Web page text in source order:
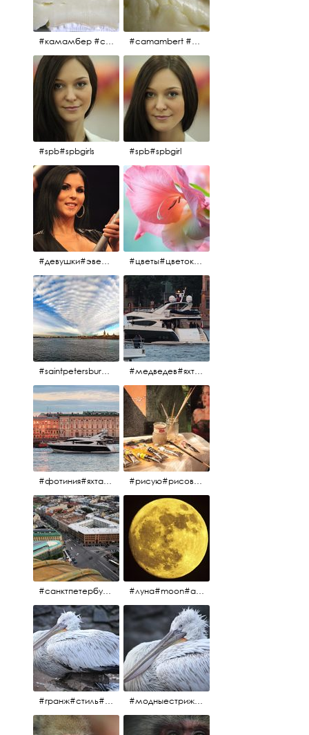
#камамбер #сыр #camambert #camambert #сыр#камамбер
#spb#spbgirls #spb#spbgirl
#девушки#эверласт#everlast#finland#southfinland#helsinki #цветы#цветок#нежность
#saintpetersburg #санктпетербург#нева#троицкиймост#питерскоеутро#петропавловскаякрепость #медведев#яхты#алыепаруса2023#белыеночи2013#санктпетербург #яхтафотиния#yacht#yachtphotinia
#фотиния#яхтафотиния#дмитриймедведев#медведев#яхта#алыепаруса2013#2013#алыепаруса #нева#санктпетербург #yachtphotinia#yacht #рисую#рисовать#краскихолстмасло#картина#холст#кисточки#палитра#художник#портрет#aplgallery
#санктпетербург #исаакиевскийсобор #исакий #луна#moon#апрельскаялуна#санктпетербург
#гранж#стиль#тренд#тренд2017 #модныестрижки#санктпетербург #пеликан #птицы#причёски #модныестрижки#стильныестрижки#причёски#зоопарк #пеликан#санктпетербург #причёскиподуше